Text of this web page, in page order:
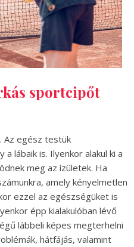
sportcipőt
Az egész testük
lábaik is. Ilyenkor alakul ki a
meg az ízületek. Ha
amely kényelmetlen
ezzel az egészségüket is
épp kialakulóban lévő
lábbeli képes megterhelni
hátfájás, valamint